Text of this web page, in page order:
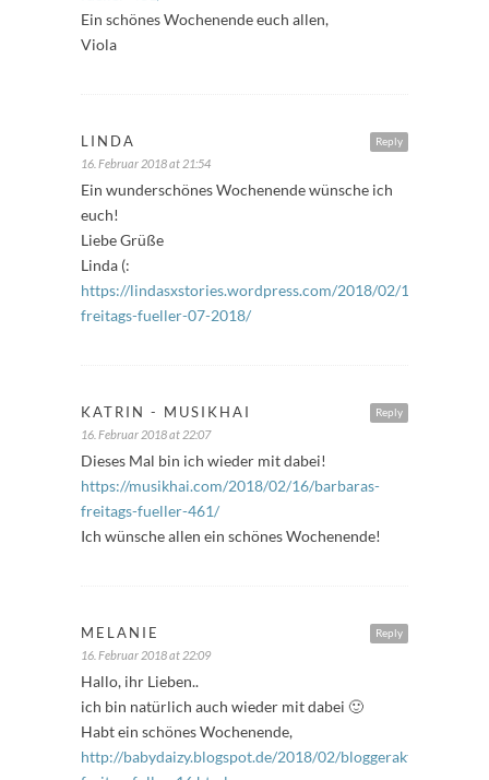
Ein schönes Wochenende euch allen,
Viola
Reply
LINDA
16. Februar 2018 at 21:54
Ein wunderschönes Wochenende wünsche ich
euch!
Liebe Grüße
Linda (:
https://lindasxstories.wordpress.com/2018/02/16/aktion-
freitags-fueller-07-2018/
Reply
KATRIN - MUSIKHAI
16. Februar 2018 at 22:07
Dieses Mal bin ich wieder mit dabei!
https://musikhai.com/2018/02/16/barbaras-
freitags-fueller-461/
Ich wünsche allen ein schönes Wochenende!
Reply
MELANIE
16. Februar 2018 at 22:09
Hallo, ihr Lieben..
ich bin natürlich auch wieder mit dabei 🙂
Habt ein schönes Wochenende,
http://babydaizy.blogspot.de/2018/02/bloggeraktion-